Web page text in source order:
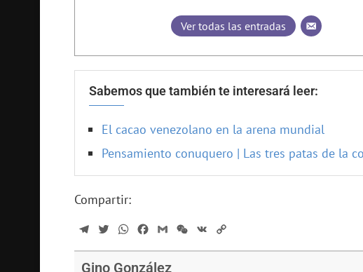
Ver todas las entradas
Sabemos que también te interesará leer:
El cacao venezolano en la arena mundial
Pensamiento conuquero | Las tres patas de la
Compartir:
TelegramTwitterWhatsApp
Facebook
GmailWeChat
VK
Gino González